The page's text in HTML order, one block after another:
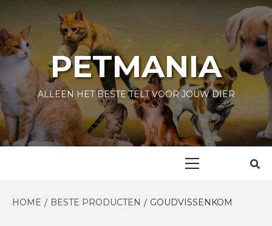
content
PETMANIA
ALLEEN HET BESTE TELT VOOR JOUW DIER
HOME BESTE PRODUCTEN GOUDVISSENKOM